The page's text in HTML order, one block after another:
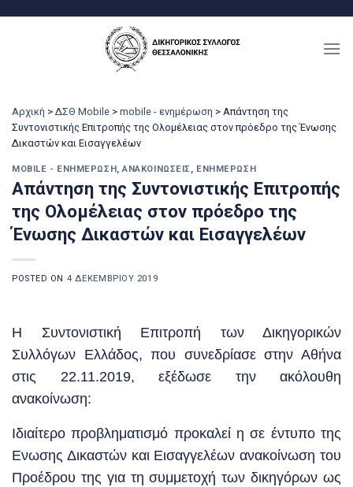
Αρχική > ΔΣΘ Mobile > mobile - ενημέρωση > Απάντηση της
Συντονιστικής Επιτροπής της Ολομέλειας στον πρόεδρο της Ένωσης
Δικαστών και Εισαγγελέων
MOBILE - ΕΝΗΜΈΡΩΣΗ,ΑΝΑΚΟΙΝΏΣΕΙΣ , ΕΝΗΜΈΡΩΣΗ
Απάντηση της Συντονιστικής Επιτροπής
της Ολομέλειας στον πρόεδρο της
Ένωσης Δικαστών και Εισαγγελέων
POSTED ON 4 ΔΕΚΕΜΒΡΊΟΥ 2019
Η Συντονιστική Επιτροπή των Δικηγορικών
Συλλόγων Ελλάδος, που συνεδρίασε στην Αθήνα
στις 22.11.2019, εξέδωσε την ακόλουθη
ανακοίνωση:
Ιδιαίτερο προβληματισμό προκαλεί η σε έντυπο της
Ενωσης Δικαστών και Εισαγγελέων ανακοίνωση του
Προέδρου της για τη συμμετοχή των δικηγόρων ως